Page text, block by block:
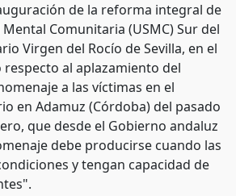
de la reforma integral de
Comunitaria (USMC) Sur del
Virgen del Rocío de Sevilla, en el
al aplazamiento del
a las víctimas en el
en Adamuz (Córdoba) del pasado
que desde el Gobierno andaluz
debe producirse cuando las
y tengan capacidad de